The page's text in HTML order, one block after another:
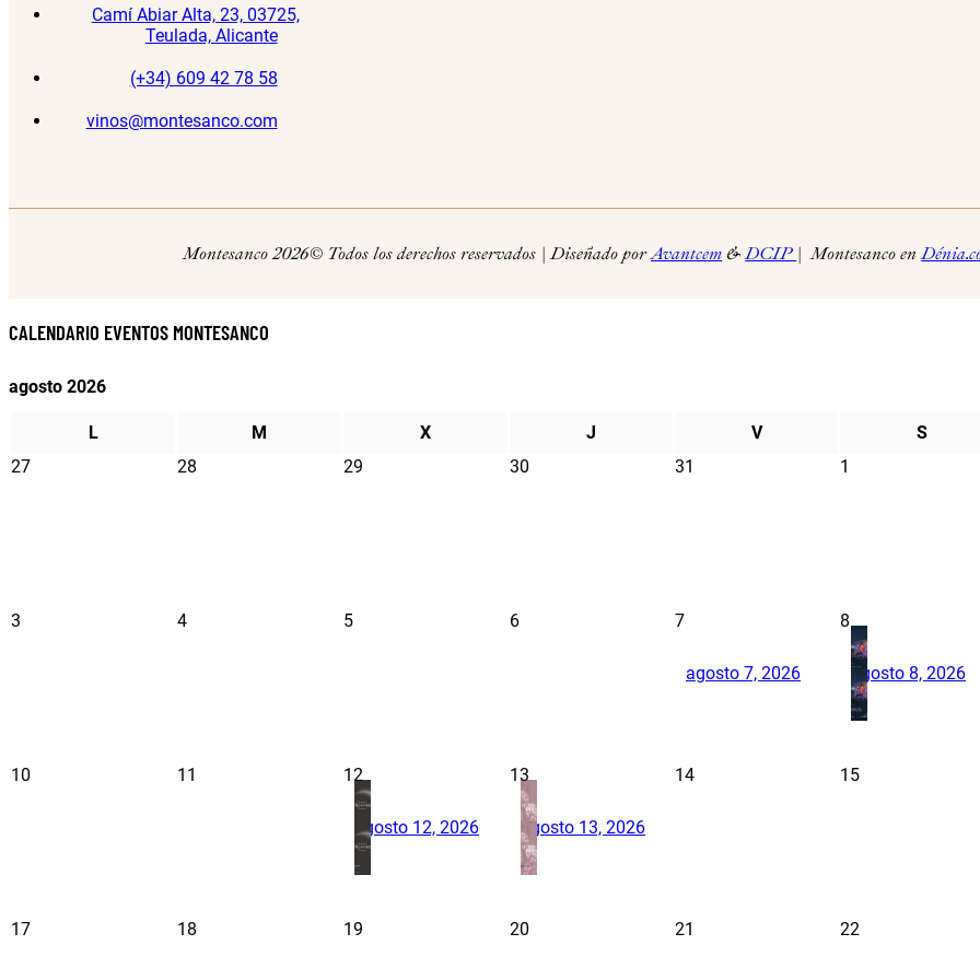
Camí Abiar Alta, 23, 03725,
Teulada, Alicante
(+34) 609 42 78 58
vinos@montesanco.com
Montesanco 2026© Todos los derechos reservados | Diseñado porAvantcem &DCIP | Montesanco en
CALENDARIO EVENTOS MONTESANCO
agosto 2026
L M X J V S
27
28 29 30 31 1
3 4 5 6 7
agosto 7, 2026
8
agosto 8, 2026
10 11 12
agosto 12, 2026
13
agosto 13, 2026
14 15
17 18 19 20 21 22